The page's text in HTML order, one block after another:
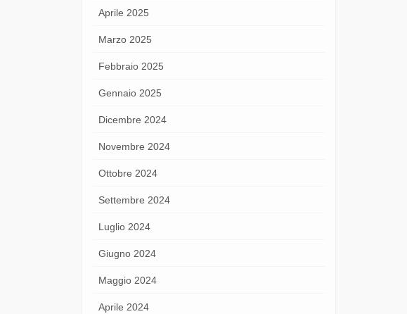
Aprile 2025
Marzo 2025
Febbraio 2025
Gennaio 2025
Dicembre 2024
Novembre 2024
Ottobre 2024
Settembre 2024
Luglio 2024
Giugno 2024
Maggio 2024
Aprile 2024